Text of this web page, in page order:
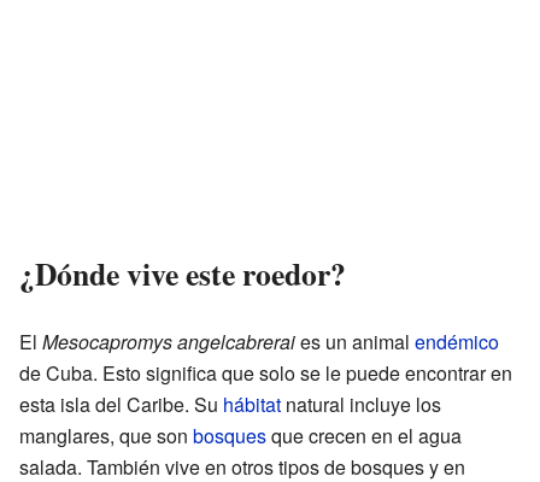
¿Dónde vive este roedor?
El Mesocapromys angelcabreraies un animal endémico
de Cuba. Esto significa que solo se le puede encontrar en
esta isla del Caribe. Su hábitat natural incluye los
manglares, que son bosquesque crecen en el agua
salada. También vive en otros tipos de bosques y en